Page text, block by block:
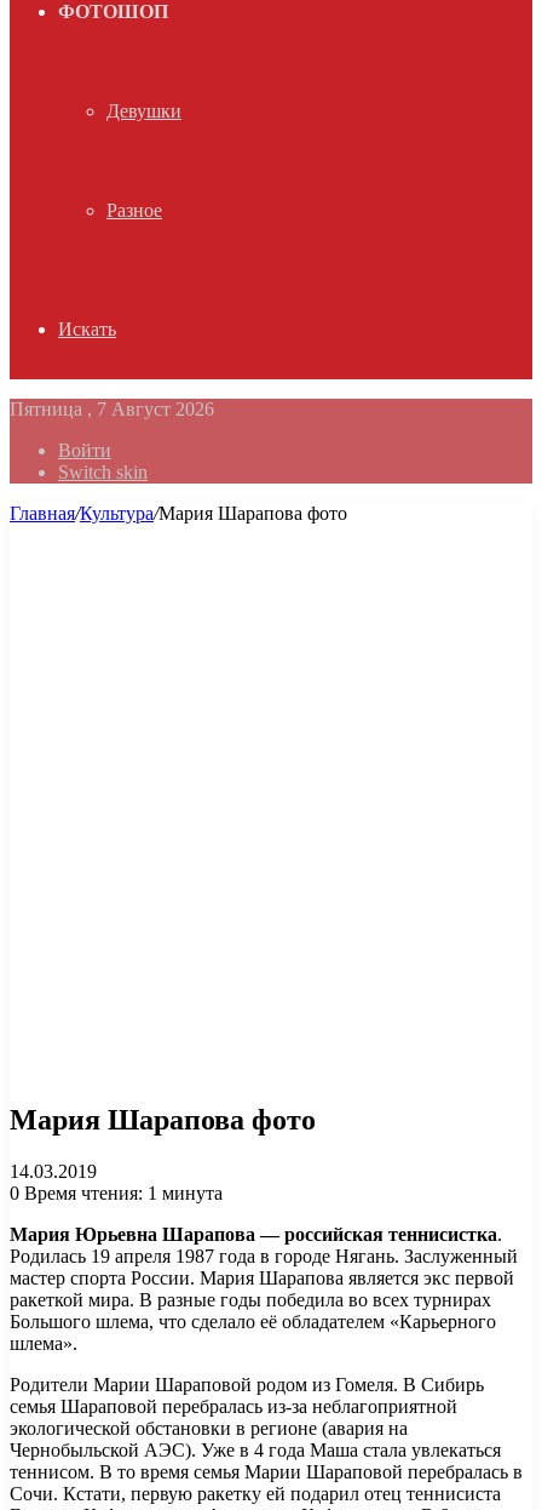
ФОТОШОП
Девушки
Разное
Искать
Пятница , 7 Август 2026
Войти
Switch skin
Главная/Культура/Мария Шарапова фото
Мария Шарапова фото
14.03.2019
0 Время чтения: 1 минута
Мария Юрьевна Шарапова — российская теннисистка.
Родилась 19 апреля 1987 года в городе Нягань. Заслуженный
мастер спорта России. Мария Шарапова является экс первой
ракеткой мира. В разные годы победила во всех турнирах
Большого шлема, что сделало её обладателем «Карьерного
шлема».
Родители Марии Шараповой родом из Гомеля. В Сибирь
семья Шараповой перебралась из-за неблагоприятной
экологической обстановки в регионе (авария на
Чернобыльской АЭС). Уже в 4 года Маша стала увлекаться
теннисом. В то время семья Марии Шараповой перебралась в
Сочи. Кстати, первую ракетку ей подарил отец теннисиста